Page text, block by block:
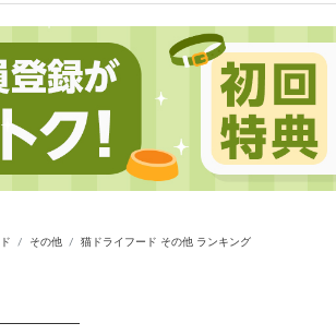
その他 猫ドライフード その他 ランキング